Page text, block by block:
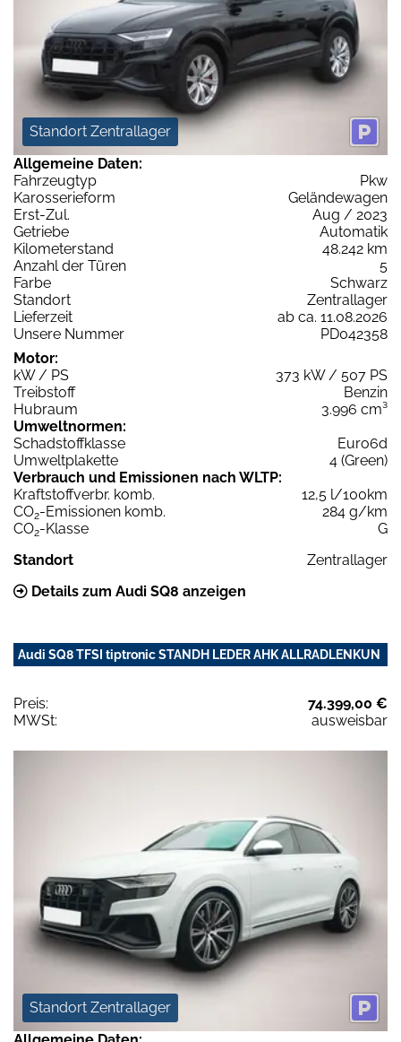
Standort Zentrallager
Allgemeine Daten:
Fahrzeugtyp
Pkw
Karosserieform
Geländewagen
Erst-Zul.
Aug / 2023
Getriebe
Automatik
Kilometerstand
48.242 km
Anzahl der Türen
5
Farbe
Schwarz
Standort
Zentrallager
Lieferzeit
ab ca. 11.08.2026
Unsere Nummer
PD042358
Motor:
kW / PS
373 kW / 507 PS
Treibstoff
Benzin
Hubraum
3.996 cm³
Umweltnormen:
Schadstoffklasse
Euro6d
Umweltplakette
4 (Green)
Verbrauch und Emissionen nach WLTP:
Kraftstoffverbr. komb.
12,5 l/100km
CO2-Emissionen komb.
284 g/km
CO2-Klasse
G
Standort
Zentrallager
Details zum Audi SQ8 anzeigen
Audi SQ8 TFSI tiptronic STANDH LEDER AHK ALLRADLENKUN
Preis:
74.399,00 €
MWSt:
ausweisbar
Standort Zentrallager